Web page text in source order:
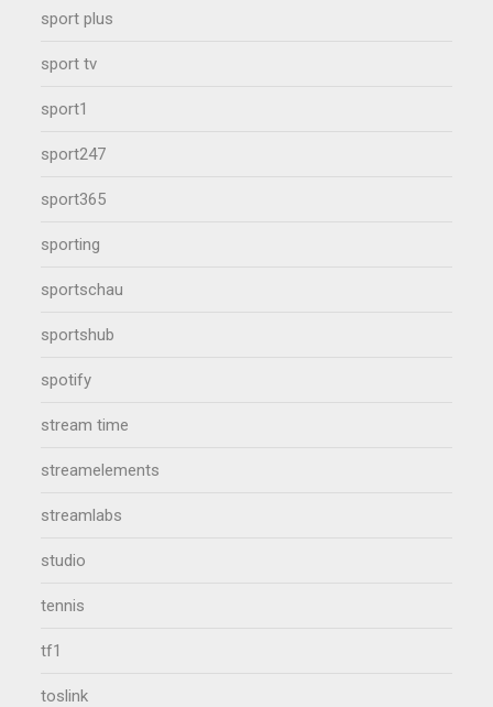
sport plus
sport tv
sport1
sport247
sport365
sporting
sportschau
sportshub
spotify
stream time
streamelements
streamlabs
studio
tennis
tf1
toslink